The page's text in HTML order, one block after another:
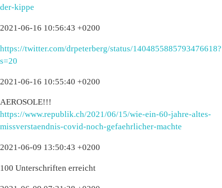
der-kippe
2021-06-16 10:56:43 +0200
https://twitter.com/drpeterberg/status/1404855885793476618?
s=20
2021-06-16 10:55:40 +0200
AEROSOLE!!!
https://www.republik.ch/2021/06/15/wie-ein-60-jahre-altes-
missverstaendnis-covid-noch-gefaehrlicher-machte
2021-06-09 13:50:43 +0200
100 Unterschriften erreicht